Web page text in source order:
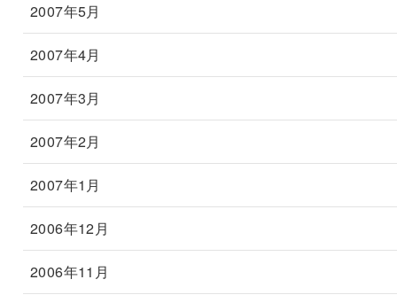
2007年5月
2007年4月
2007年3月
2007年2月
2007年1月
2006年12月
2006年11月